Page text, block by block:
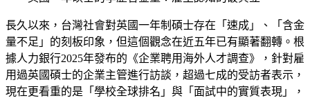
長久以來，台灣社會對英國一年制碩士存在「速成」、「含金
量不足」的刻板印象，但這個觀念在近五年已有顯著翻轉。根
據人力銀行2025年發布的《企業聘用海外人才調查》，針對雇
用過英國碩士的企業主管進行訪談，超過七成的受訪者表示，
現在更看重的是「學校全球排名」與「面試中的實質表現」，